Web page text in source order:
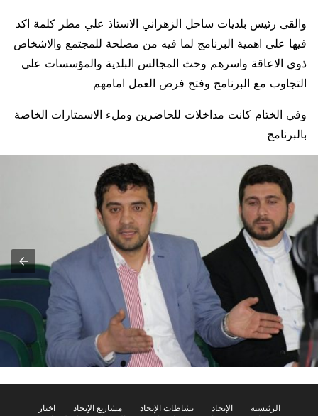
والقى رئيس بلديات ساحل الزهراني الاستاذ علي مطر كلمة اكد
فيها على اهمية البرنامج لما فيه من مصلحة للمجتمع والاشخاص
ذوي الاعاقة واسرهم وحث المجالس البلدية والمؤسسات على
التجاوب مع البرنامج وفتح فرص العمل امامهم
وفي الختام كانت مداخلات للحاضرين وملء الاسمتارات الخاصة
بالبرنامج
الرئيسية الإتحاد نشاطات الإتحاد مشاريع الإتحاد
اخبار